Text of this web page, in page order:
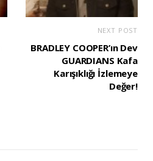
NEXT POST
BRADLEY COOPER’ın Dev
GUARDIANS Kafa
Karışıklığı İzlemeye
Değer!